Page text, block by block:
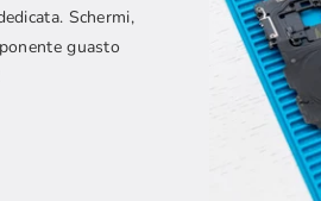
Schermi,
guasto